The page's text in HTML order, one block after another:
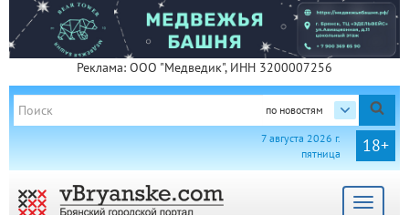
Реклама: ООО "Медведик", ИНН 3200007256
по новостям
18+
7 августа 2026 г.
пятница
Toggle